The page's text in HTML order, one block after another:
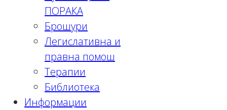
ПОРАКА
Брошури
Легислативна и
правна помош
Терапии
Библиотека
Информации